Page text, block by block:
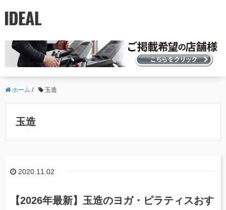
ホーム / 玉造
玉造
2020.11.02
【2026年最新】玉造のヨガ・ピラティスおす